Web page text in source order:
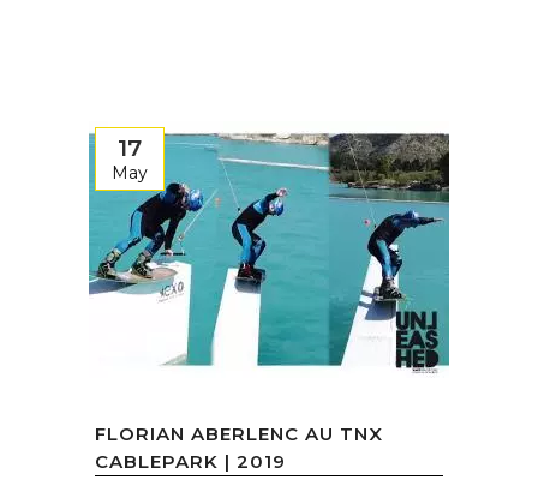
17
May
FLORIAN ABERLENC AU TNX
CABLEPARK | 2019